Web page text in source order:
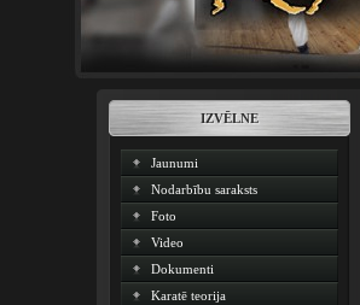
IZVĒLNE
Jaunumi
Nodarbību saraksts
Foto
Video
Dokumenti
Karatē teorija